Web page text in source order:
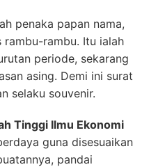
penaka papan nama,
rambu. Itu ialah
periode, sekarang
asing. Demi ini surat
selaku souvenir.
Tinggi Ilmu Ekonomi
guna disesuaikan
pandai